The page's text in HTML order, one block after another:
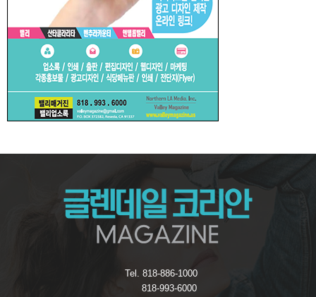
Tel. 818-886-1000
818-993-6000